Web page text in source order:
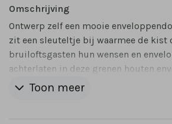
Omschrijving
Ontwerp zelf een mooie
zit een sleuteltje bij waarmee de kist
bruiloftsgasten hun wensen en
achterlaten in deze grenen houten
29 x 22 cm, de gleuf is 21 cm breed.
Toon meer